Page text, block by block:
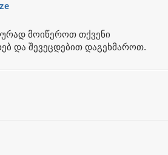
მოიწეროთ თქვენი
და შევეცდებით დაგეხმაროთ.